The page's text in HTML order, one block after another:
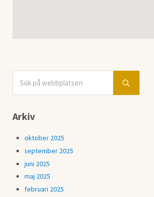
Sidebar
Submit
Arkiv
oktober 2025
september 2025
juni 2025
maj 2025
februari 2025